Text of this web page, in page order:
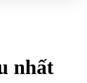
nhất